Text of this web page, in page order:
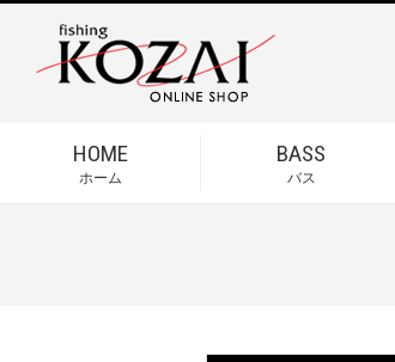
HOME
ホーム
BASS
バス